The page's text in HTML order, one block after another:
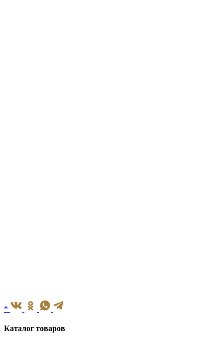
*
Каталог товаров